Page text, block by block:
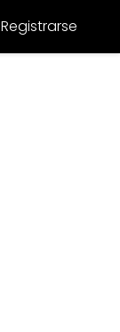
Registrarse